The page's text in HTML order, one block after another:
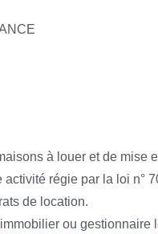
à louer et de mise
régie par la loi n°
de location.
ou gestionnaire